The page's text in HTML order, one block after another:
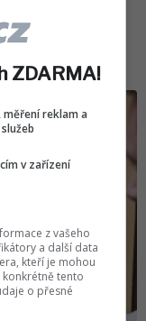
ZDARMA!
reklam a
v zařízení
z vašeho
a další data
kteří je mohou
tento
o přesné